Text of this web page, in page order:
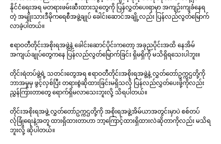
နိုင်ငံရေးအရ မတရားဖမ်းဆီးထားသူတွေကို ပြန်လွှတ်ပေးရာမှာ အကျဉ်းကျခံနေရ
တဲ့ အမျိုးသားဒီမိုကရေစီအဖွဲ့ချုပ် ခေါင်းဆောင်အချို့လည်း ပြန်လည်လွတ်မြောက်
လာခဲ့ပါတယ်။
ဧရာဝတီတိုင်းအစိုးရအဖွဲ့နဲ့ ခေါင်းဆောင်ပိုင်းကတော့ အခုညပိုင်းအထိ နေအိမ်
အကျယ်ချုပ်တွေကနေ ပြန်လည်လွတ်မြောက်ခြင်း ရှိမရှိကို မသိရှိရသေးပါဘူး။
တိုင်းရဲတပ်ဖွဲ့ရဲ့ သတင်းတွေအရ ဧရာဝတီတိုင်းအစိုးရအဖွဲ့နဲ့ လွှတ်တော်ဥက္ကဌတို့ကို
ဘာအမှုမှ ဖွင့်လှစ်ပြီး တရားစွဲဆိုထားခြင်းမရှိသလို ပြန်လည်လွှတ်ပေးဖို့ကိုလည်း
ညွှန်ကြားတာတွေ ရောက်ရှိမလာသေးဘူးလို့ သိရပါတယ်။
တိုင်းအစိုးရအဖွဲ့ လွှတ်တော်ဥက္ကဌတို့ကို အစိုးရအဖွဲ့အိမ်ယာအတွင်းမှာပဲ စစ်တပ်
လုံခြုံရေးနဲ့အတူ ထားရှိထားတာဟာ ဘာ့ကြောင့်ထားရှိထားလဲဆိုတာကိုလည်း မသိရ
ဘူးလို့ ဆိုပါတယ်။